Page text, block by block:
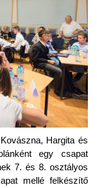
Hargita és
egy csapat
7. és 8. osztályos
mellé felkészítő